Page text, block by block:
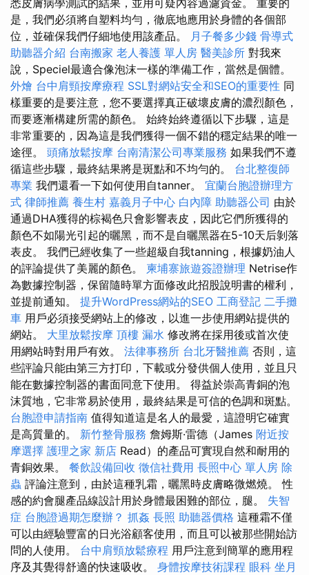
是，我們必須將自塑料均勻，徹底地應用於身體的各個部
位，並確保我們仔細地使用該產品。
月子餐多少錢 骨導式
助聽器介紹 台南搬家 老人養護 單人房 醫美診所 對我來
說，Speciel最適合像泡沫一樣的準備工作，當然是個體。
外燴 台中肩頸按摩療程 SSL對網站安全和SEO的重要性 同
樣重要的是要注意，您不要選擇真正破壞皮膚的濃烈顏色，
而要逐漸構建所需的顏色。 始終始終遵循以下步驟，這是
非常重要的，因為這是我們獲得一個不錯的穩定結果的唯一
途徑。 頭痛放鬆按摩 台南清潔公司專業服務 如果我們不遵
循這些步驟，最終結果將是斑點和不均勻的。 台北整復師
專業 我們還看一下如何使用自tanner。 宜蘭台胞證辦理方
式 律師推薦 養生村 嘉義月子中心 白內障 助聽器公司 由於
通過DHA獲得的棕褐色只會影響表皮，因此它們所獲得的
顏色不如陽光引起的曬黑，而不是自曬黑器在5-10天后剝落
表皮。 我們已經收集了一些超級自我tanning，根據奶油人
的評論提供了美麗的顏色。 柬埔寨旅遊簽證辦理 Netrise作
為數據控制器，保留隨時單方面修改此招股說明書的權利，
並提前通知。 提升WordPress網站的SEO 工商登記 二手攤
車 用戶必須接受網站上的修改，以進一步使用網站提供的
網站。 大里放鬆按摩 頂樓 漏水 修改將在採用後或首次使
用網站時對用戶有效。 法律事務所 台北牙醫推薦 否則，這
些評論只能由第三方打印，下載或分發供個人使用，並且只
能在數據控制器的書面同意下使用。 得益於崇高青銅的泡
沫質地，它非常易於使用，最終結果是可信的色調和斑點。
台胞證申請指南 值得知道這是名人的最愛，這證明它確實
是高質量的。 新竹整骨服務 詹姆斯·雷德（James 附近按
摩選擇 護理之家 新店 Read）的產品可實現自然和耐用的
青銅效果。 餐飲設備回收 徵信社費用 長照中心 單人房 除
蟲 評論注意到，由於這種乳霜，曬黑時皮膚略微燃燒。 性
感的約會腿產品線設計用於身體最困難的部位，腿。 失智
症 台胞證過期怎麼辦？ 抓姦 長照 助聽器價格 這種霜不僅
可以由經驗豐富的日光浴顧客使用，而且可以被那些開始訪
問的人使用。 台中肩頸放鬆療程 用戶注意到簡單的應用程
序及其覺得舒適的快速吸收。 身體按摩技術課程 眼科 坐月